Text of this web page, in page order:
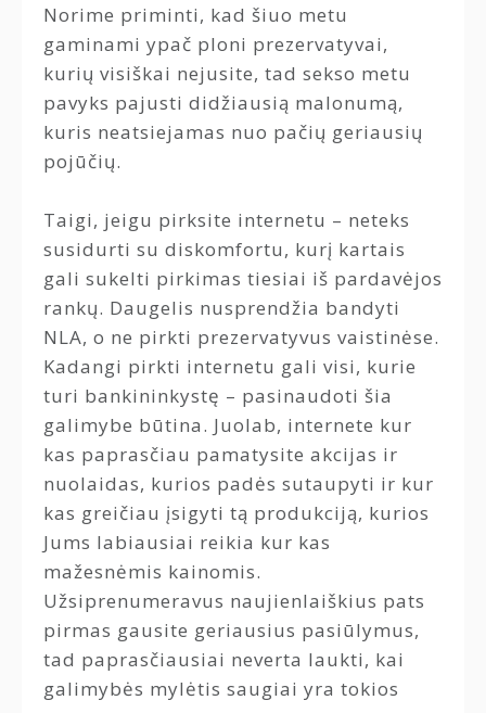
Norime priminti, kad šiuo metu
gaminami ypač ploni prezervatyvai,
kurių visiškai nejusite, tad sekso metu
pavyks pajusti didžiausią malonumą,
kuris neatsiejamas nuo pačių geriausių
pojūčių.
Taigi, jeigu pirksite internetu – neteks
susidurti su diskomfortu, kurį kartais
gali sukelti pirkimas tiesiai iš pardavėjos
rankų. Daugelis nusprendžia bandyti
NLA, o ne pirkti prezervatyvus vaistinėse.
Kadangi pirkti internetu gali visi, kurie
turi bankininkystę – pasinaudoti šia
galimybe būtina. Juolab, internete kur
kas paprasčiau pamatysite akcijas ir
nuolaidas, kurios padės sutaupyti ir kur
kas greičiau įsigyti tą produkciją, kurios
Jums labiausiai reikia kur kas
mažesnėmis kainomis.
Užsiprenumeravus naujienlaiškius pats
pirmas gausite geriausius pasiūlymus,
tad paprasčiausiai neverta laukti, kai
galimybės mylėtis saugiai yra tokios